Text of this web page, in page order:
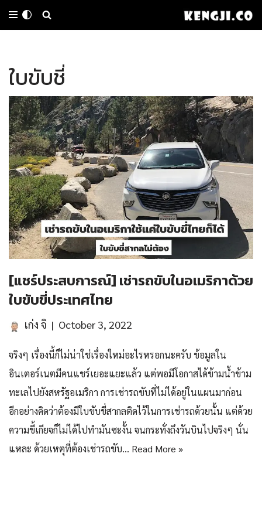
Skip
content
ใบขับชี่
[แชร์ประสบการณ์] เช่ารถขับในอเมริกาด้วย
ใบขับขี่ประเทศไทย
เก่ง จิ October 3, 2022
จริงๆ เรื่องนี้ก็ไม่น่าใช่เรื่องใหม่อะไรหรอกนะครับ ข้อมูลใน
อินเตอร์เนตมีคนแชร์เยอะแยะแล้ว แต่พอมีโอกาสได้ข้ามน้ำข้าม
ทะเลไปยังสหรัฐอเมริกา การเช่ารถขับที่ไม่ได้อยู่ในแผนมาก่อน
อีกอย่างคิดว่าต้องมีใบขับขี่สากลติดไว้ในการเช่ารถด้วยนั้น แต่ด้วย
ความขี้เกียจก็ไม่ได้ไปทำมันซะงั้น จนกระทั่งถึงวันบินไปจริงๆ นั่น
แหละ ด้วยเหตุที่ต้องเช่ารถขับ… Read More »